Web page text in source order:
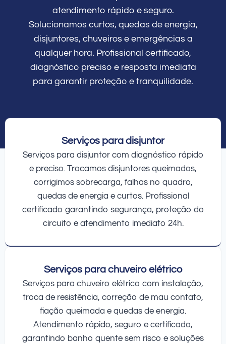
atendimento rápido e seguro.
Solucionamos curtos, quedas de energia,
disjuntores, chuveiros e emergências a
qualquer hora. Profissional certificado,
diagnóstico preciso e resposta imediata
para garantir proteção e tranquilidade.
Serviços para disjuntor
Serviços para disjuntor com diagnóstico rápido
e preciso. Trocamos disjuntores queimados,
corrigimos sobrecarga, falhas no quadro,
quedas de energia e curtos. Profissional
certificado garantindo segurança, proteção do
circuito e atendimento imediato 24h.
Serviços para chuveiro elétrico
Serviços para chuveiro elétrico com instalação,
troca de resistência, correção de mau contato,
fiação queimada e quedas de energia.
Atendimento rápido, seguro e certificado,
garantindo banho quente sem risco e soluções